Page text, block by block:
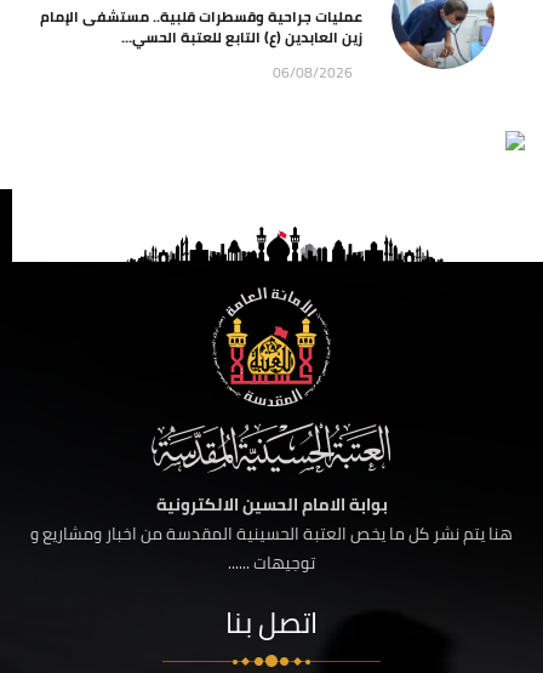
عمليات جراحية وقسطرات قلبية.. مستشفى الإمام
زين العابدين (ع) التابع للعتبة الحسي...
06/08/2026
بوابة الامام الحسين الالكترونية
هنا يتم نشر كل ما يخص العتبة الحسينية المقدسة من اخبار ومشاريع و
توجيهات ......
اتصل بنا